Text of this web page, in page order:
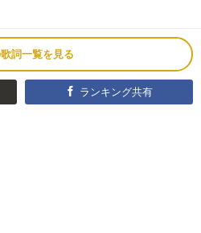
詞一覧を見る
ランキング共有